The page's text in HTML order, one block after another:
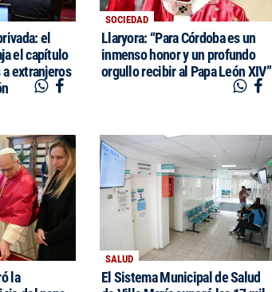
el
el capítulo
extranjeros
SOCIEDAD
Llaryora: “Para Córdoba es un
inmenso honor y un profundo
orgullo recibir al Papa León XIV”
la
SALUD
El Sistema Municipal de Salud